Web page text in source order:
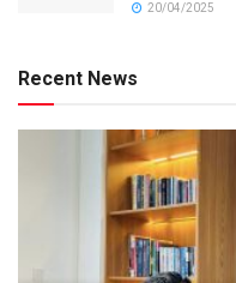
20/04/2025
Recent News